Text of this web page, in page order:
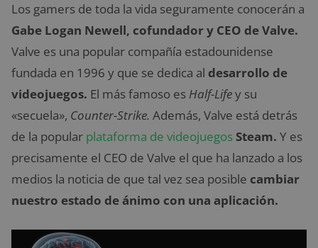
Los gamers de toda la vida seguramente conocerán a
Gabe Logan Newell, cofundador y CEO de Valve.
Valve es una popular compañía estadounidense
fundada en 1996 y que se dedica al desarrollo de
videojuegos. El más famoso es Half-Lifey su
«secuela», Counter-Strike. Además, Valve está detrás
de la popular plataforma de videojuegos Steam. Y es
precisamente el CEO de Valve el que ha lanzado a los
medios la noticia de que tal vez sea posible cambiar
nuestro estado de ánimo con una aplicación.